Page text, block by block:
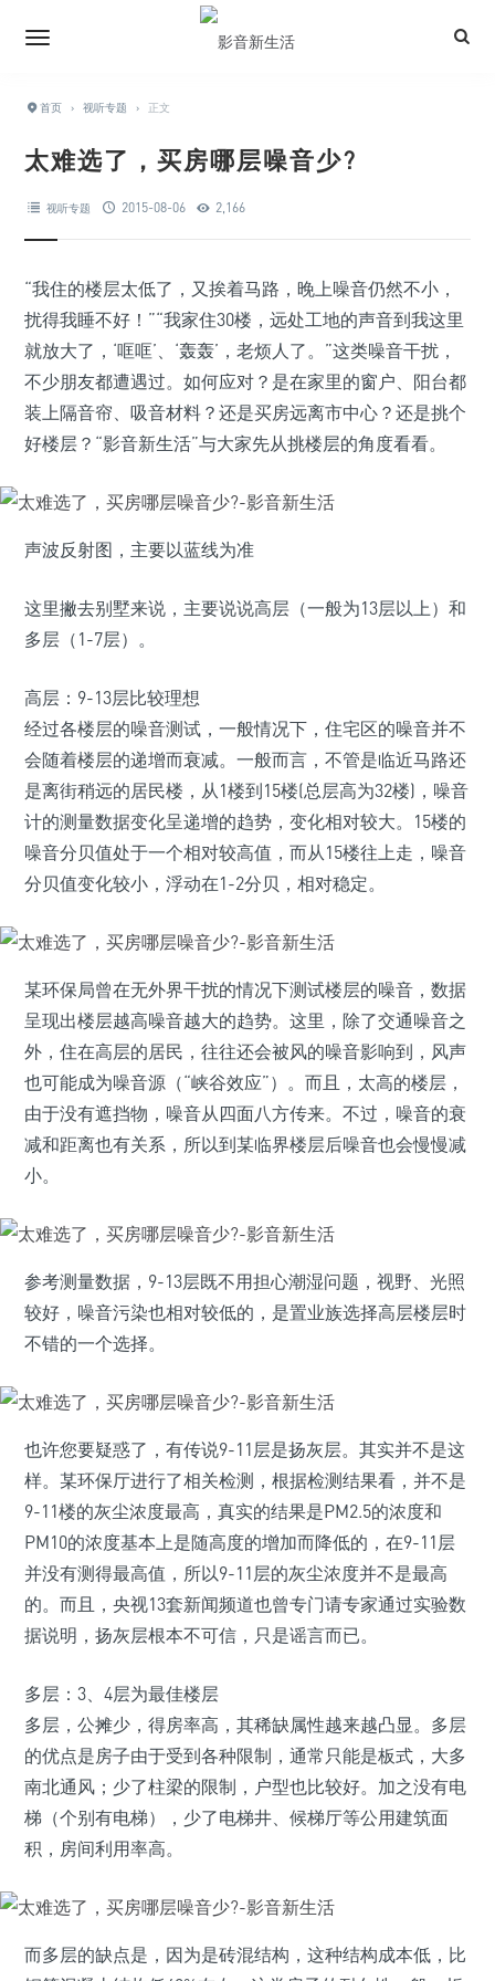
首页 › 视听专题 › 正文
太难选了，买房哪层噪音少?
视听专题 2015-08-06 2,166
“我住的楼层太低了，又挨着马路，晚上噪音仍然不小，
扰得我睡不好！”“我家住30楼，远处工地的声音到我这里
就放大了，‘哐哐’、‘轰轰’，老烦人了。”这类噪音干扰，
不少朋友都遭遇过。如何应对？是在家里的窗户、阳台都
装上隔音帘、吸音材料？还是买房远离市中心？还是挑个
好楼层？“影音新生活”与大家先从挑楼层的角度看看。
声波反射图，主要以蓝线为准
这里撇去别墅来说，主要说说高层（一般为13层以上）和
多层（1-7层）。
高层：9-13层比较理想
经过各楼层的噪音测试，一般情况下，住宅区的噪音并不
会随着楼层的递增而衰减。一般而言，不管是临近马路还
是离街稍远的居民楼，从1楼到15楼(总层高为32楼)，噪音
计的测量数据变化呈递增的趋势，变化相对较大。15楼的
噪音分贝值处于一个相对较高值，而从15楼往上走，噪音
分贝值变化较小，浮动在1-2分贝，相对稳定。
某环保局曾在无外界干扰的情况下测试楼层的噪音，数据
呈现出楼层越高噪音越大的趋势。这里，除了交通噪音之
外，住在高层的居民，往往还会被风的噪音影响到，风声
也可能成为噪音源（“峡谷效应”）。而且，太高的楼层，
由于没有遮挡物，噪音从四面八方传来。不过，噪音的衰
减和距离也有关系，所以到某临界楼层后噪音也会慢慢减
小。
参考测量数据，9-13层既不用担心潮湿问题，视野、光照
较好，噪音污染也相对较低的，是置业族选择高层楼层时
不错的一个选择。
也许您要疑惑了，有传说9-11层是扬灰层。其实并不是这
样。某环保厅进行了相关检测，根据检测结果看，并不是
9-11楼的灰尘浓度最高，真实的结果是PM2.5的浓度和
PM10的浓度基本上是随高度的增加而降低的，在9-11层
并没有测得最高值，所以9-11层的灰尘浓度并不是最高
的。而且，央视13套新闻频道也曾专门请专家通过实验数
据说明，扬灰层根本不可信，只是谣言而已。
多层：3、4层为最佳楼层
多层，公摊少，得房率高，其稀缺属性越来越凸显。多层
的优点是房子由于受到各种限制，通常只能是板式，大多
南北通风；少了柱梁的限制，户型也比较好。加之没有电
梯（个别有电梯），少了电梯井、候梯厅等公用建筑面
积，房间利用率高。
而多层的缺点是，因为是砖混结构，这种结构成本低，比